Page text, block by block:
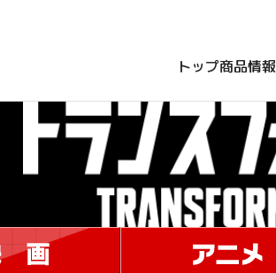
トップ商品情報